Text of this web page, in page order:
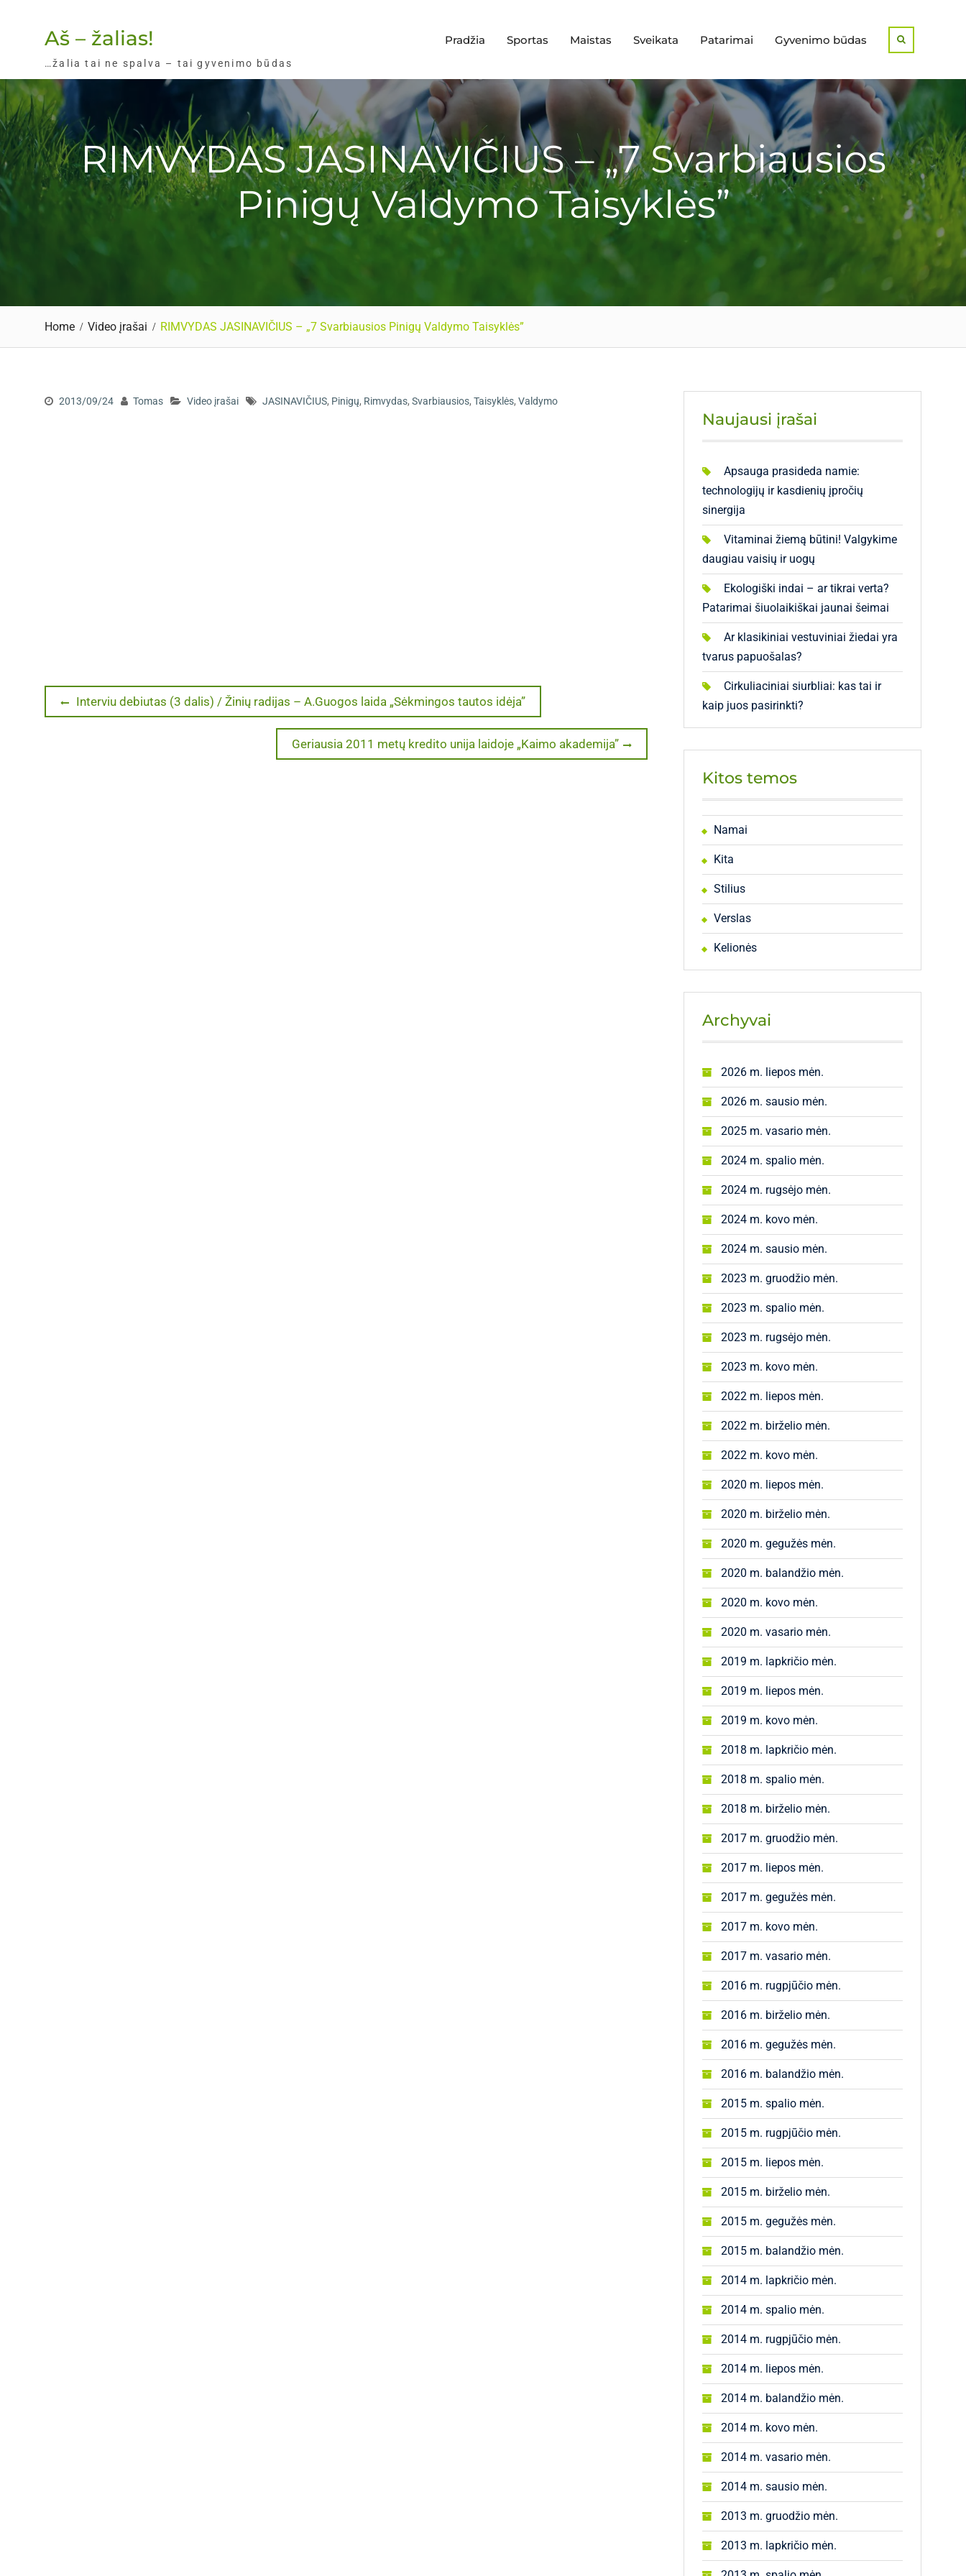
Aš – žalias!
…žalia tai ne spalva – tai gyvenimo būdas
Pradžia Sportas Maistas Sveikata Patarimai Gyvenimo būdas
RIMVYDAS JASINAVIČIUS – „7 Svarbiausios
Pinigų Valdymo Taisyklės”
Home Video įrašai RIMVYDAS JASINAVIČIUS – „7 Svarbiausios Pinigų Valdymo Taisyklės”
2013/09/24 Tomas Video įrašai JASINAVIČIUS, Pinigų, Rimvydas, Svarbiausios, Taisyklės, Valdymo
Navigacija
Previous
post:
Interviu debiutas (3 dalis) / Žinių radijas – A.Guogos laida „Sėkmingos tautos idėja”
Next
post:
Geriausia 2011 metų kredito unija laidoje „Kaimo akademija”
Naujausi įrašai
Apsauga prasideda namie:
technologijų ir kasdienių įpročių
sinergija
Vitaminai žiemą būtini! Valgykime
daugiau vaisių ir uogų
Ekologiški indai – ar tikrai verta?
Patarimai šiuolaikiškai jaunai šeimai
Ar klasikiniai vestuviniai žiedai yra
tvarus papuošalas?
Cirkuliaciniai siurbliai: kas tai ir
kaip juos pasirinkti?
Kitos temos
Namai
Kita
Stilius
Verslas
Kelionės
Archyvai
2026 m. liepos mėn.
2026 m. sausio mėn.
2025 m. vasario mėn.
2024 m. spalio mėn.
2024 m. rugsėjo mėn.
2024 m. kovo mėn.
2024 m. sausio mėn.
2023 m. gruodžio mėn.
2023 m. spalio mėn.
2023 m. rugsėjo mėn.
2023 m. kovo mėn.
2022 m. liepos mėn.
2022 m. birželio mėn.
2022 m. kovo mėn.
2020 m. liepos mėn.
2020 m. birželio mėn.
2020 m. gegužės mėn.
2020 m. balandžio mėn.
2020 m. kovo mėn.
2020 m. vasario mėn.
2019 m. lapkričio mėn.
2019 m. liepos mėn.
2019 m. kovo mėn.
2018 m. lapkričio mėn.
2018 m. spalio mėn.
2018 m. birželio mėn.
2017 m. gruodžio mėn.
2017 m. liepos mėn.
2017 m. gegužės mėn.
2017 m. kovo mėn.
2017 m. vasario mėn.
2016 m. rugpjūčio mėn.
2016 m. birželio mėn.
2016 m. gegužės mėn.
2016 m. balandžio mėn.
2015 m. spalio mėn.
2015 m. rugpjūčio mėn.
2015 m. liepos mėn.
2015 m. birželio mėn.
2015 m. gegužės mėn.
2015 m. balandžio mėn.
2014 m. lapkričio mėn.
2014 m. spalio mėn.
2014 m. rugpjūčio mėn.
2014 m. liepos mėn.
2014 m. balandžio mėn.
2014 m. kovo mėn.
2014 m. vasario mėn.
2014 m. sausio mėn.
2013 m. gruodžio mėn.
2013 m. lapkričio mėn.